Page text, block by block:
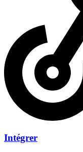
Intégrer